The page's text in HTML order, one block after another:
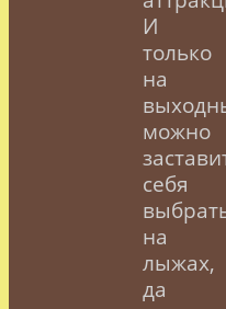
И
только
на
можно
себя
на
лыжах,
да